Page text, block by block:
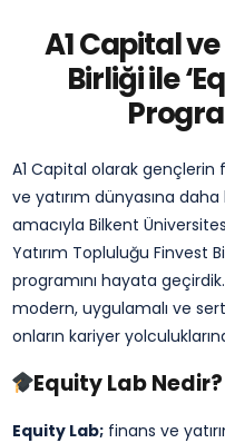
A1 Capital
Birliği ile
A1 Capital olarak gençlerin
ve yatırım dünyasına
amacıyla Bilkent
Yatırım Topluluğu Finvest
programını hayata
modern, uygulamalı ve
onların kariyer
Equity Lab Nedir?
Equity Lab; finans ve